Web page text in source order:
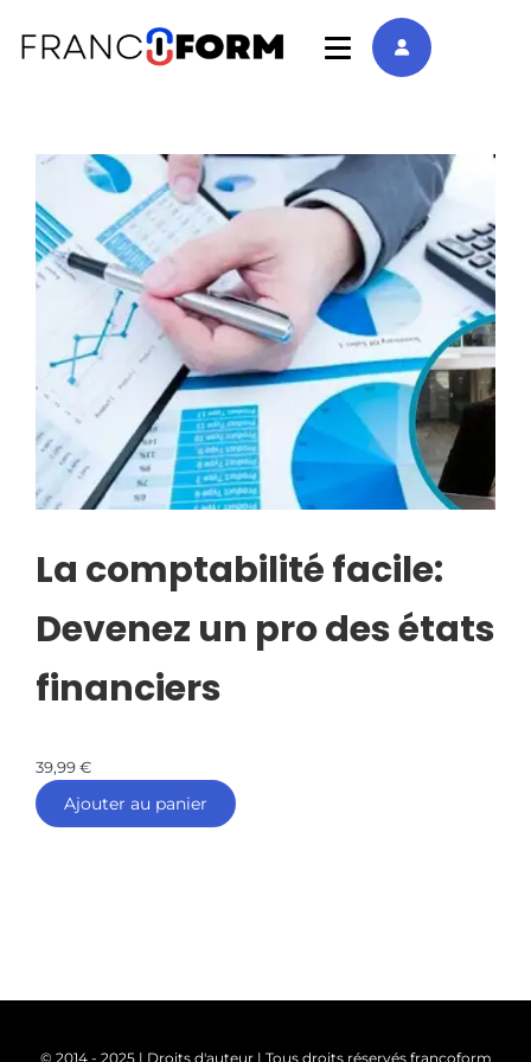
La comptabilité facile:
Devenez un pro des états
financiers
39,99€
Ajouter au panier
© 2014 - 2025 | Droits d'auteur | Tous droits réservés francoform